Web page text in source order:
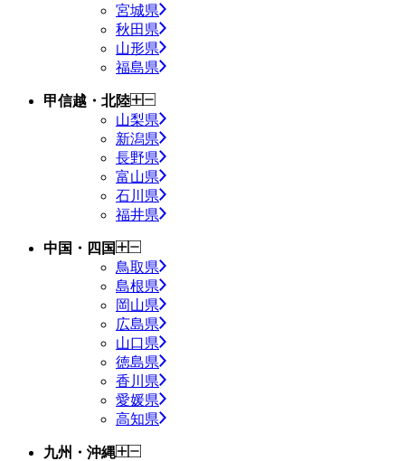
宮城県
秋田県
山形県
福島県
甲信越・北陸
山梨県
新潟県
長野県
富山県
石川県
福井県
中国・四国
鳥取県
島根県
岡山県
広島県
山口県
徳島県
香川県
愛媛県
高知県
九州・沖縄